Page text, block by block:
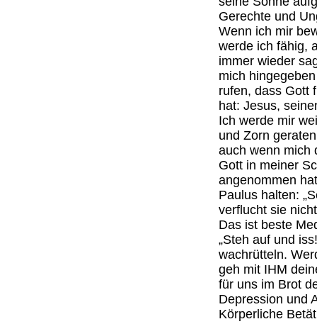
Gerechte und
Wenn ich mir
werde ich fähig,
immer wieder
mich
rufen, dass Gott
hat: Jesus,
Ich werde mir
und Zorn
auch wenn mich
Gott in meiner
angenommen
Paulus halten:
verflucht sie
Das ist beste
„Steh auf und
wachrütteln.
geh mit IHM
für uns im Brot
Depression und
Körperliche